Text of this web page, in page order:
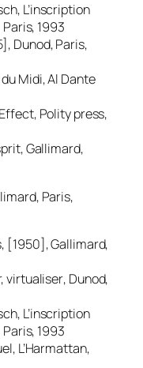
L’inscription
Paris, 1993
Dunod, Paris,
Midi, Al Dante
, Polity press,
, Gallimard,
Paris,
, [1950], Gallimard,
virtualiser, Dunod,
L’inscription
Paris, 1993
, L’Harmattan,